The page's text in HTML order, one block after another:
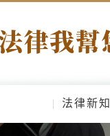
法律新知